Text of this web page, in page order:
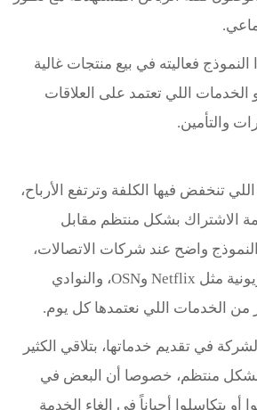
.
النموذج فعاليته في بيع منتجات غالية
الخدمات اللي تعتمد على العلاقات
والتأمين.
تنخفض فيها الكلفة وترتفع الأرباح،
الاشتراك بشكل منتظم مقابل
واضح عند شركات الاتصالات،
مثل Netflix وOSN، والنوادي
من الخدمات اللي نعتمدها كل يوم.
في تقديم خدماتها، بتلاقي الكثير
بشكل منتظم، خصوصا أن البعض في
أو يتكاسلوا أحياناً في إلغاء الخدمة